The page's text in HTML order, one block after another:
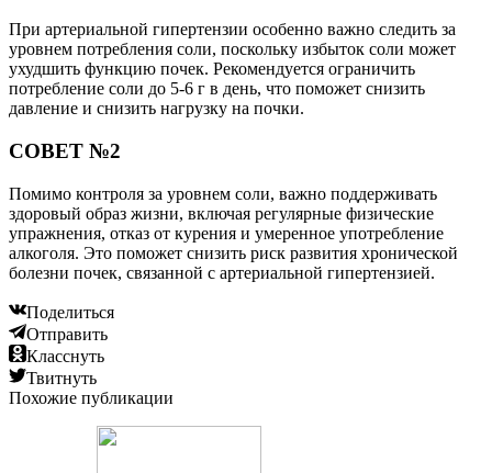
При артериальной гипертензии особенно важно следить за
уровнем потребления соли, поскольку избыток соли может
ухудшить функцию почек. Рекомендуется ограничить
потребление соли до 5-6 г в день, что поможет снизить
давление и снизить нагрузку на почки.
СОВЕТ №2
Помимо контроля за уровнем соли, важно поддерживать
здоровый образ жизни, включая регулярные физические
упражнения, отказ от курения и умеренное употребление
алкоголя. Это поможет снизить риск развития хронической
болезни почек, связанной с артериальной гипертензией.
Поделиться
Отправить
Класснуть
Твитнуть
Похожие публикации